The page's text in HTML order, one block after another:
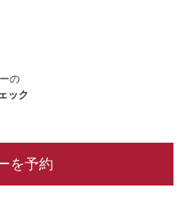
の
ック
を予約